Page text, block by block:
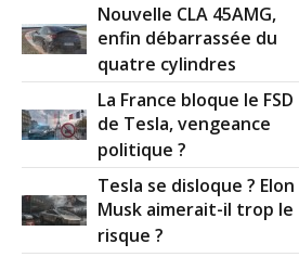
Nouvelle CLA 45AMG,
enfin débarrassée du
quatre cylindres
La France bloque le FSD
de Tesla, vengeance
politique ?
Tesla se disloque ? Elon
Musk aimerait-il trop le
risque ?